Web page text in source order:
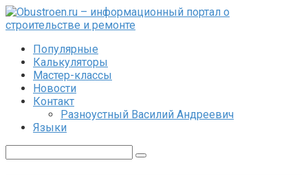
Перейти
к
Популярные
Калькуляторы
Мастер-классы
Новости
Контакт
Разноустный Василий Андреевич
Языки